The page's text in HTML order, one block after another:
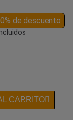
de descuento
CARRITO